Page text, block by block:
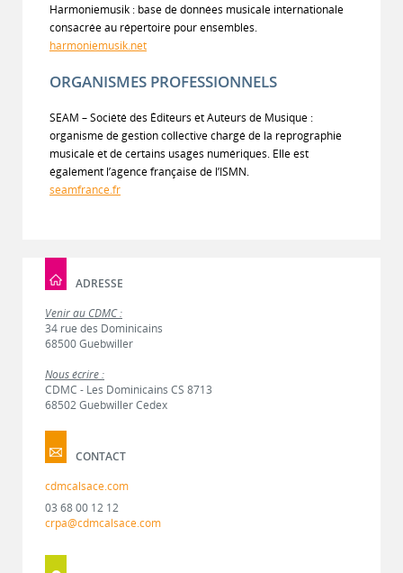
Harmoniemusik : base de données musicale internationale
consacrée au répertoire pour ensembles.
harmoniemusik.net
ORGANISMES PROFESSIONNELS
SEAM – Société des Éditeurs et Auteurs de Musique :
organisme de gestion collective chargé de la reprographie
musicale et de certains usages numériques. Elle est
également l’agence française de l’ISMN.
seamfrance.fr
ADRESSE
Venir au CDMC :
34 rue des Dominicains
68500 Guebwiller
Nous écrire :
CDMC - Les Dominicains CS 8713
68502 Guebwiller Cedex
CONTACT
cdmcalsace.com
03 68 00 12 12
crpa@cdmcalsace.com